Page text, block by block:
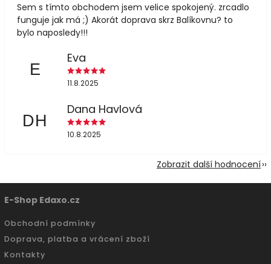
Sem s tímto obchodem jsem velice spokojený. zrcadlo
funguje jak má ;) Akorát doprava skrz Balíkovnu? to
bylo naposledy!!!
E
Eva
11.8.2025
DH
Dana Havlová
10.8.2025
Zobrazit další hodnocení
E-Shop Edaxo.cz
Obchodní podmínky
Doprava, platba a vrácení zboží
Kontakty